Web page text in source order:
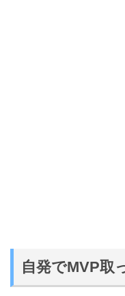
自発でMVP取